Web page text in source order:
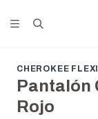
CHEROKEE
Pantalón
Rojo